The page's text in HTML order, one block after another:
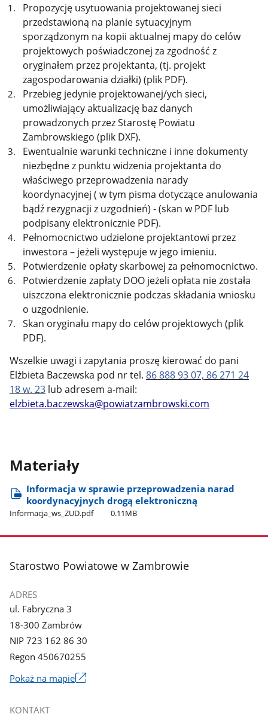
Propozycję usytuowania projektowanej sieci
przedstawioną na planie sytuacyjnym
sporządzonym na kopii aktualnej mapy do celów
projektowych poświadczonej za zgodność z
oryginałem przez projektanta, (tj. projekt
zagospodarowania działki) (plik PDF).
Przebieg jedynie projektowanej/ych sieci,
umożliwiający aktualizację baz danych
prowadzonych przez Starostę Powiatu
Zambrowskiego (plik DXF).
Ewentualnie warunki techniczne i inne dokumenty
niezbędne z punktu widzenia projektanta do
właściwego przeprowadzenia narady
koordynacyjnej ( w tym pisma dotyczące anulowania
bądź rezygnacji z uzgodnień) - (skan w PDF lub
podpisany elektronicznie PDF).
Pełnomocnictwo udzielone projektantowi przez
inwestora – jeżeli występuje w jego imieniu.
Potwierdzenie opłaty skarbowej za pełnomocnictwo.
Potwierdzenie zapłaty DOO jeżeli opłata nie została
uiszczona elektronicznie podczas składania wniosku
o uzgodnienie.
Skan oryginału mapy do celów projektowych (plik
PDF).
Wszelkie uwagi i zapytania proszę kierować do pani
Elżbieta Baczewska pod nr tel. 86 888 93 07, 86 271 24
18 w. 23lub adresem a-mail:
elzbieta.baczewska@powiatzambrowski.com
Materiały
Informacja w sprawie przeprowadzenia narad
koordynacyjnych drogą elektroniczną
Informacja​_ws​_ZUD.pdf 0.11MB
stopka
Starostwo Powiatowe w Zambrowie
ADRES
ul. Fabryczna 3
18-300 Zambrów
NIP 723 162 86 30
Regon 450670255
Pokaż na mapieLink
KONTAKT